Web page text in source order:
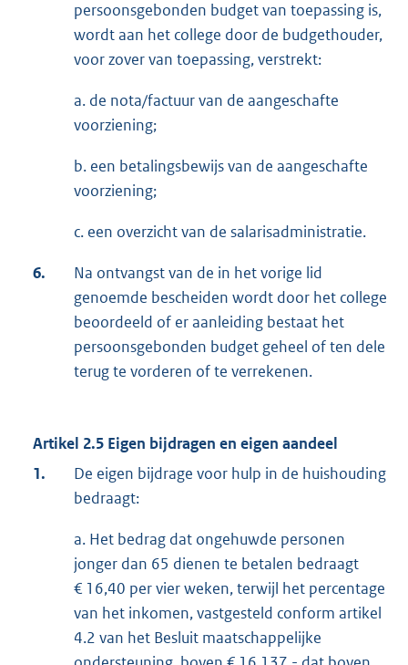
persoonsgebonden budget van toepassing is,
wordt aan het college door de budgethouder,
voor zover van toepassing, verstrekt:
a. de nota/factuur van de aangeschafte
voorziening;
b. een betalingsbewijs van de aangeschafte
voorziening;
c. een overzicht van de salarisadministratie.
6.
Na ontvangst van de in het vorige lid
genoemde bescheiden wordt door het college
beoordeeld of er aanleiding bestaat het
persoonsgebonden budget geheel of ten dele
terug te vorderen of te verrekenen.
Artikel 2.5 Eigen bijdragen en eigen aandeel
1.
De eigen bijdrage voor hulp in de huishouding
bedraagt:
a. Het bedrag dat ongehuwde personen
jonger dan 65 dienen te betalen bedraagt
€ 16,40 per vier weken, terwijl het percentage
van het inkomen, vastgesteld conform artikel
4.2 van het Besluit maatschappelijke